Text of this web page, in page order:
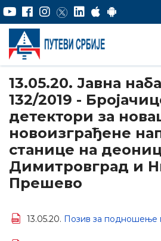
13.05.20. Јавна
132/2019 -
детектори за
новоизграђене
станице на
Димитровград и
Прешево
13.05.20. Позив за подношење